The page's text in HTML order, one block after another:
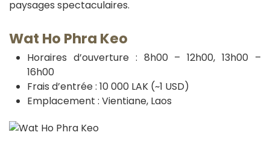
paysages spectaculaires.
Wat Ho Phra Keo
Horaires d’ouverture : 8h00 – 12h00, 13h00 –
16h00
Frais d’entrée : 10 000 LAK (~1 USD)
Emplacement : Vientiane, Laos